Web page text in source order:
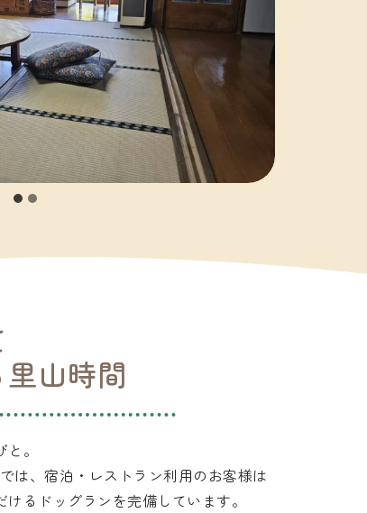
山時間
。
は、宿泊・レストラン利用のお客様は
るドッグランを完備しています。